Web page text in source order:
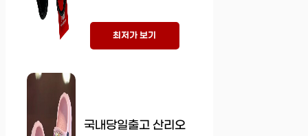
최저가 보기
국내당일출고 산리오